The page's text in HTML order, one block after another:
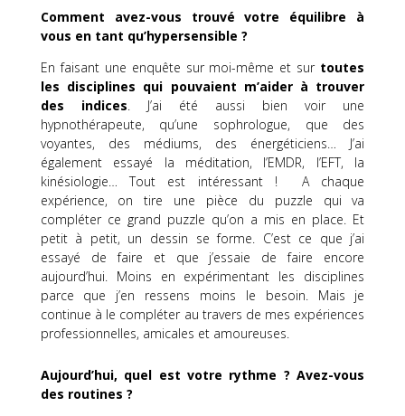
Comment avez-vous trouvé votre équilibre à
vous en tant qu’hypersensible ?
En faisant une enquête sur moi-même et sur toutes
les disciplines qui pouvaient m’aider à trouver
des indices.J’ai été aussi bien voir une
hypnothérapeute, qu’une sophrologue, que des
voyantes, des médiums, des énergéticiens… J’ai
également essayé la méditation, l’EMDR, l’EFT, la
kinésiologie… Tout est intéressant ! Achaque
expérience, on tire une pièce du puzzle qui va
compléter ce grand puzzle qu’on a mis en place. Et
petit à petit, un dessin se forme. C’est ce que j’ai
essayé de faire et que j’essaie de faire encore
aujourd’hui.Moins en expérimentant les disciplines
parce que j’en ressens moins le besoin.Mais je
continue à le compléter au travers de mes expériences
professionnelles, amicales et amoureuses.
Aujourd’hui, quel est votre rythme ? Avez-vous
des routines ?